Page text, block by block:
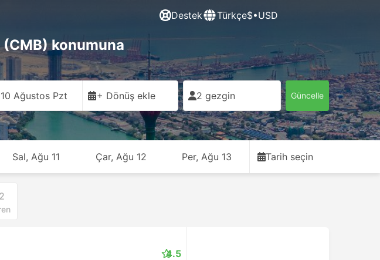
Destek Türkçe$•USD
konumuna
10 Ağustos Pzt + Dönüş ekle 2 gezgin Güncelle
Sal, Ağu 11 Çar, Ağu 12 Per, Ağu 13 Tarih seçin
2
4.5